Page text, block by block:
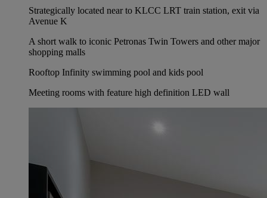
Strategically located near to KLCC LRT train station, exit via
Avenue K
A short walk to iconic Petronas Twin Towers and other major
shopping malls
Rooftop Infinity swimming pool and kids pool
Meeting rooms with feature high definition LED wall